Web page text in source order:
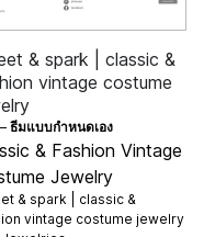
& spark | classic &
vintage costume
ธีมแบบกำหนดเอง
& Fashion Vintage
Jewelry
& spark | classic &
vintage costume jewelry